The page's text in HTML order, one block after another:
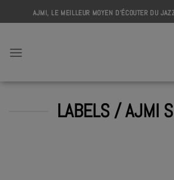
to
AJMI, LE MEILLEUR MOYEN D'ÉCOUTER DU
LABELS / AJMI